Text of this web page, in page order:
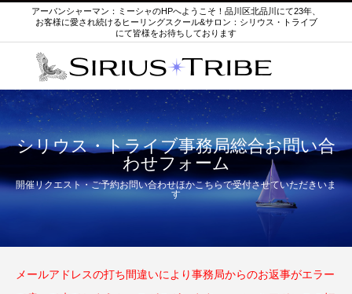
アーバンシャーマン：ミーシャのHPへようこそ！品川区北品川にて23年、
お客様に愛され続けるヒーリングスクール&サロン：シリウス・トライブ
にて皆様をお待ちしております
シリウス・トライブ事務局総合お問い合
わせフォーム
開催リクエスト・ご予約お問い合わせほかこちらで受付させていただきいま
す
メールアドレスの打ち間違いにより事務局からのお返事がエラー